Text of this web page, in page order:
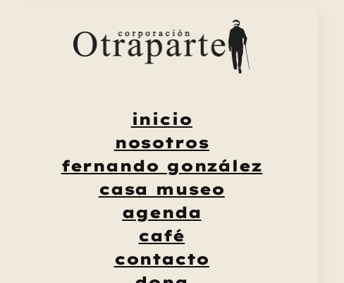
inicio
nosotros
fernando gonzález
casa museo
agenda
café
contacto